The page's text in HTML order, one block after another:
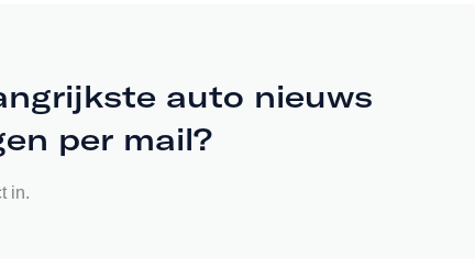
auto nieuws
per mail?
in.